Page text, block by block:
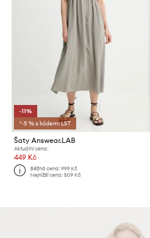
-11%
*-5 % s kódem: LST
Šaty Answear.LAB
Aktuální cena:
449 Kč
Běžná cena:999 Kč
Nejnižší cena:509 Kč